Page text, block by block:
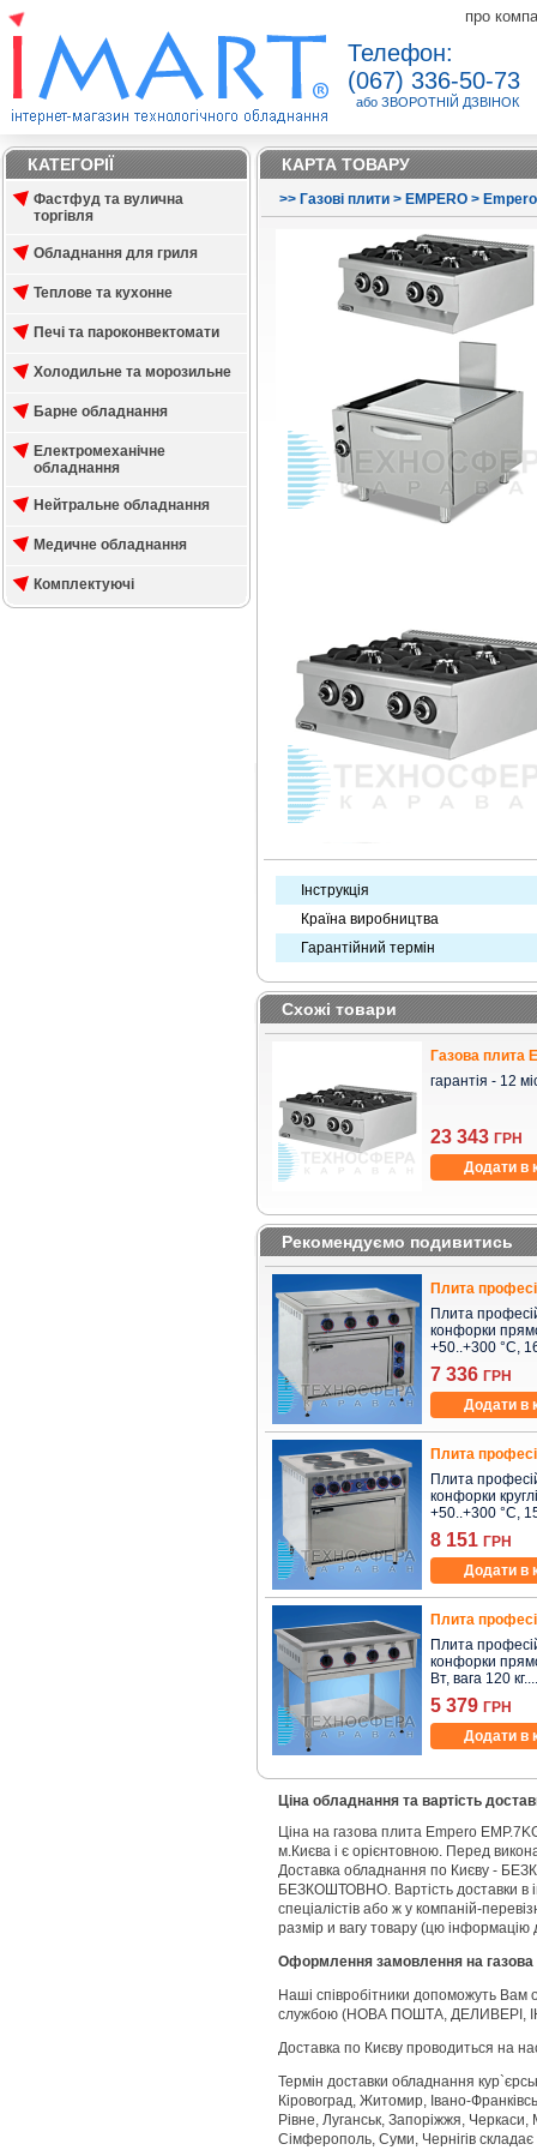
про
Телефон:
(067) 336-50-73
або ЗВОРОТНІЙ ДЗВІНОК
КАТЕГОРІЇ
Фастфуд та вулична
торгівля
Обладнання для гриля
Теплове та кухонне
Печі та пароконвектомати
Холодильне та морозильне
Барне обладнання
Електромеханічне
обладнання
Нейтральне обладнання
Медичне обладнання
Комплектуючі
КАРТА ТОВАРУ
>> Газові плити > EMPERO >
Інструкція
Країна виробництва
Гарантійний термін
Схожі товари
Газова плита
гарантія - 12
23 343 ГРН
Додати в
Рекомендуємо подивитись
Плита
Плита
конфорки
+50..+300 °C,
7 336 ГРН
Додати в
Плита
Плита
конфорки
+50..+300 °C,
8 151 ГРН
Додати в
Плита
Плита
конфорки
Вт, вага 120
5 379 ГРН
Додати в
Ціна обладнання та вартість
Ціна на газова плита Empero
м.Києва і є орієнтовною. Перед
Доставка обладнання по Києву -
БЕЗКОШТОВНО. Вартість доставки в
спеціалістів або ж у компаній-
размір и вагу товару (цю інформацію
Оформлення замовлення на газова
Наші співробітники допоможуть
службою (НОВА ПОШТА, ДЕЛИВЕРІ,
Доставка по Києву проводиться на
Термін доставки обладнання
Кіровоград, Житомир, Івано-
Рівне, Луганськ, Запоріжжя,
Сімферополь, Суми, Чернігів